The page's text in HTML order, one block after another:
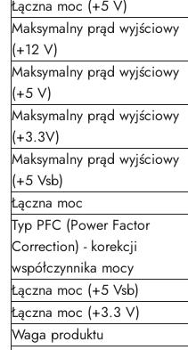
Łączna moc (+5 V)
Maksymalny prąd wyjściowy
(+12 V)
Maksymalny prąd wyjściowy
(+5 V)
Maksymalny prąd wyjściowy
(+3.3V)
Maksymalny prąd wyjściowy
(+5 Vsb)
Łączna moc
Typ PFC (Power Factor
Correction) - korekcji
współczynnika mocy
Łączna moc (+5 Vsb)
Łączna moc (+3.3 V)
Waga produktu